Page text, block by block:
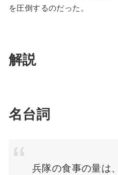
を圧倒するのだった。
解説
名台詞
兵隊の食事の量は